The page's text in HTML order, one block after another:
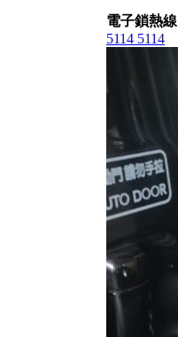
電子鎖熱線
5114 5114